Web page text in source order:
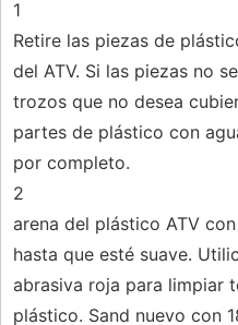
1
Retire las piezas de
del ATV. Si las piezas no
trozos que no desea
partes de plástico con
por completo.
2
arena del plástico ATV
hasta que esté suave.
abrasiva roja para limpiar
plástico. Sand nuevo con